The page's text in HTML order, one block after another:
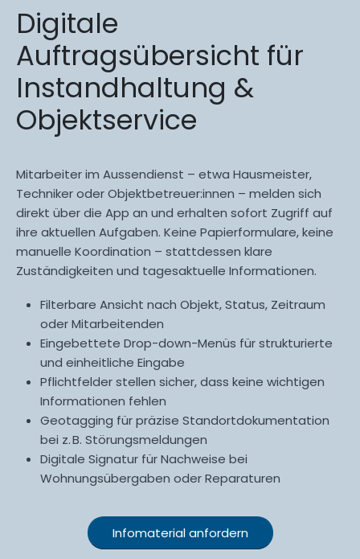
Digitale
Auftragsübersicht für
Instandhaltung &
Objektservice
Mitarbeiter im Aussendienst – etwa Hausmeister,
Techniker oder Objektbetreuer:innen – melden sich
direkt über die App an und erhalten sofort Zugriff auf
ihre aktuellen Aufgaben. Keine Papierformulare, keine
manuelle Koordination – stattdessen klare
Zuständigkeiten und tagesaktuelle Informationen.
Filterbare Ansicht nach Objekt, Status, Zeitraum
oder Mitarbeitenden
Eingebettete Drop-down-Menüs für strukturierte
und einheitliche Eingabe
Pflichtfelder stellen sicher, dass keine wichtigen
Informationen fehlen
Geotagging für präzise Standortdokumentation
bei z. B. Störungsmeldungen
Digitale Signatur für Nachweise bei
Wohnungsübergaben oder Reparaturen
Infomaterial anfordern